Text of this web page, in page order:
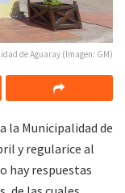
de Aguaray (Imagen: GM)
la Municipalidad de
y regularice al
hay respuestas